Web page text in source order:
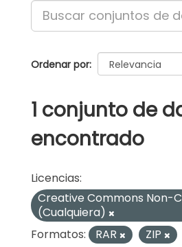
Ordenar por
1 conjunto de
encontrado
Licencias:
Creative Commons Non-
(Cualquiera)
Formatos:
RAR ZIP